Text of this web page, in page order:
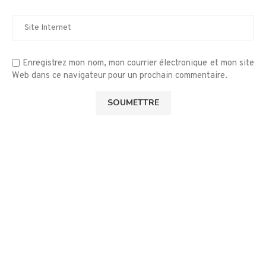
Enregistrez mon nom, mon courrier électronique et mon site
Web dans ce navigateur pour un prochain commentaire.